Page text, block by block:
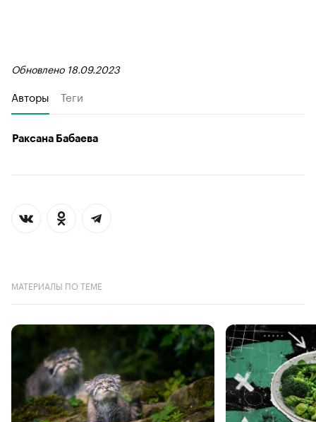
Обновлено 18.09.2023
Авторы Теги
Раксана Бабаева
МАТЕРИАЛЫ ПО ТЕМЕ